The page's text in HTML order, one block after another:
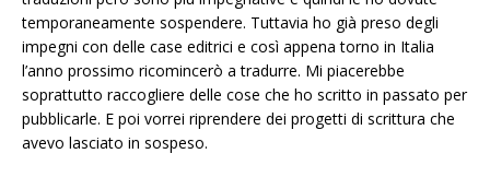
temporaneamente sospendere. Tuttavia ho già preso degli
impegni con delle case editrici e così appena torno in Italia
l’anno prossimo ricomincerò a tradurre. Mi piacerebbe
soprattutto raccogliere delle cose che ho scritto in passato per
pubblicarle. E poi vorrei riprendere dei progetti di scrittura che
avevo lasciato in sospeso.